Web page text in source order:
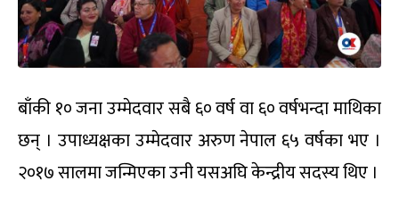
बाँकी १० जना उम्मेदवार सबै ६० वर्ष वा ६० वर्षभन्दा माथिका
छन् । उपाध्यक्षका उम्मेदवार अरुण नेपाल ६५ वर्षका भए ।
२०१७ सालमा जन्मिएका उनी यसअघि केन्द्रीय सदस्य थिए ।